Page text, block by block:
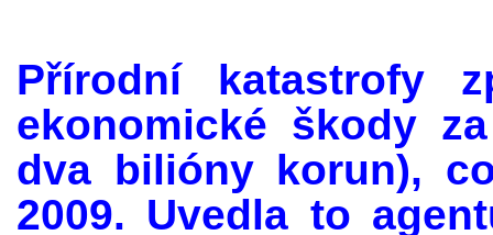
Přírodní katastrofy
ekonomické škody
dva bilióny korun),
2009. Uvedla to